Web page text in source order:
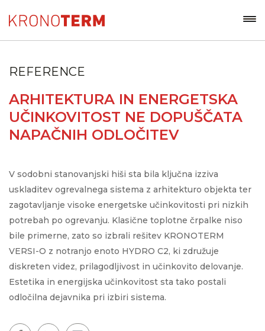
REFERENCE
ARHITEKTURA IN ENERGETSKA
UČINKOVITOST NE DOPUŠČATA
NAPAČNIH ODLOČITEV
V sodobni stanovanjski hiši sta bila ključna izziva
uskladitev ogrevalnega sistema z arhitekturo objekta ter
zagotavljanje visoke energetske učinkovitosti pri nizkih
potrebah po ogrevanju. Klasične toplotne črpalke niso
bile primerne, zato so izbrali rešitev KRONOTERM
VERSI-O z notranjo enoto HYDRO C2, ki združuje
diskreten videz, prilagodljivost in učinkovito delovanje.
Estetika in energijska učinkovitost sta tako postali
odločilna dejavnika pri izbiri sistema.